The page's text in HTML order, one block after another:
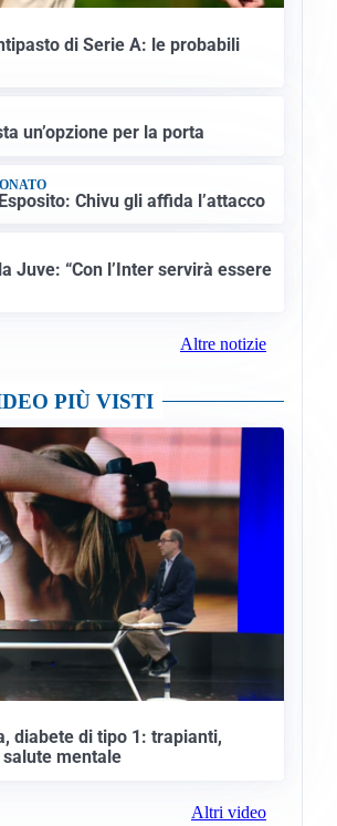
di Serie A: le probabili
un’opzione per la porta
Chivu gli affida l’attacco
Juve: “Con l’Inter servirà essere
Altre notizie
PIÙ VISTI
diabete di tipo 1: trapianti,
mentale
Altri video